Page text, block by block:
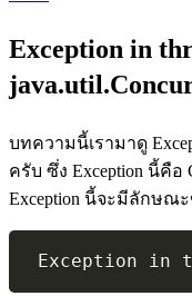
Exception in
บทความนี้เรามาดู
ครับ ซึ่ง Exception นี้คือ
Exception นี้จะมีลักษณ